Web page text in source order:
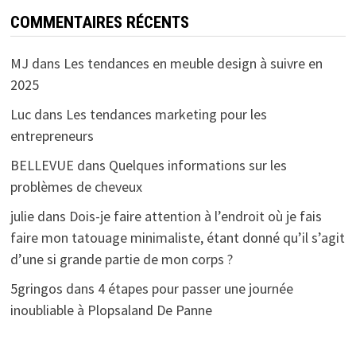
COMMENTAIRES RÉCENTS
MJ dans Les tendances en meuble design à suivre en
2025
Lucdans Les tendances marketing pour les
entrepreneurs
BELLEVUE dans Quelques informations sur les
problèmes de cheveux
juliedans Dois-je faire attention à l’endroit où je fais
faire mon tatouage minimaliste, étant donné qu’il s’agit
d’une si grande partie de mon corps ?
5gringos dans 4 étapes pour passer une journée
inoubliable à Plopsaland De Panne